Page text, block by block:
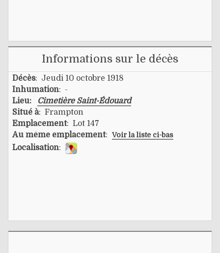
Informations sur le décès
Décès: Jeudi 10 octobre 1918
Inhumation: -
Lieu:
Cimetière Saint-Édouard
Situé à: Frampton
Emplacement: Lot 147
Au même emplacement: Voir la liste ci-bas
Localisation: